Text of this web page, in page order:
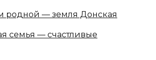
родной — земля Донская
семья — счастливые